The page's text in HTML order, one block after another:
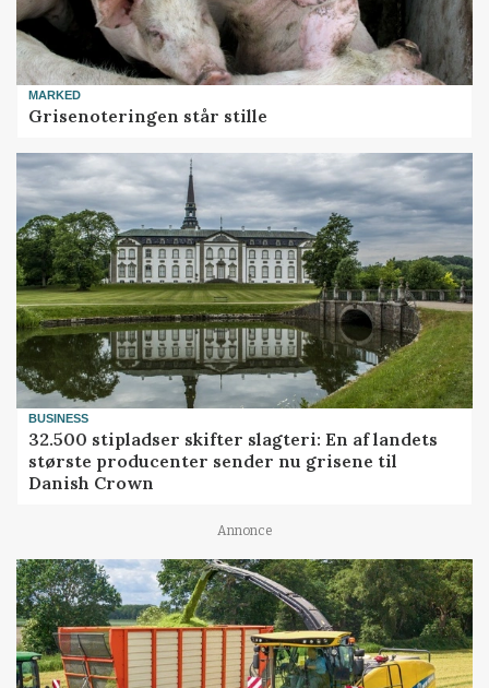
MARKED
Grisenoteringen står stille
BUSINESS
32.500 stipladser skifter slagteri: En af landets
største producenter sender nu grisene til
Danish Crown
Annonce